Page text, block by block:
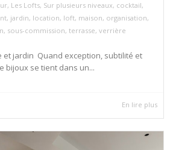
, Les Lofts, Sur plusieurs niveaux, cocktail,
, jardin, location, loft, maison, organisation,
, sous-commission, terrasse, verrière
et jardin Quand exception, subtilité et
bijoux se tient dans un...
En lire plus